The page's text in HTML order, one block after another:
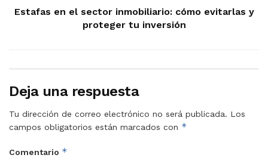
Estafas en el sector inmobiliario: cómo evitarlas y
proteger tu inversión
Deja una respuesta
Tu dirección de correo electrónico no será publicada. Los
campos obligatorios están marcados con *
Comentario *